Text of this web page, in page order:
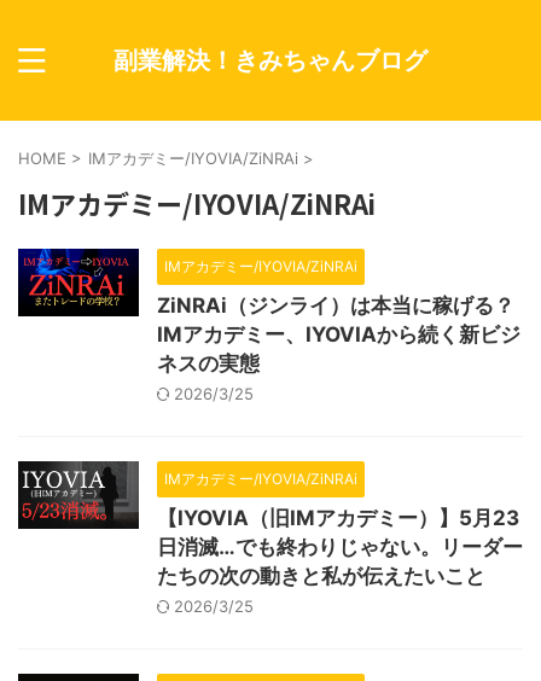
副業解決！きみちゃんブログ
HOME > IMアカデミー/IYOVIA/ZiNRAi >
IMアカデミー/IYOVIA/ZiNRAi
IMアカデミー/IYOVIA/ZiNRAi
ZiNRAi（ジンライ）は本当に稼げる？
IMアカデミー、IYOVIAから続く新ビジ
ネスの実態
2026/3/25
IMアカデミー/IYOVIA/ZiNRAi
【IYOVIA（旧IMアカデミー）】5月23
日消滅…でも終わりじゃない。リーダー
たちの次の動きと私が伝えたいこと
2026/3/25